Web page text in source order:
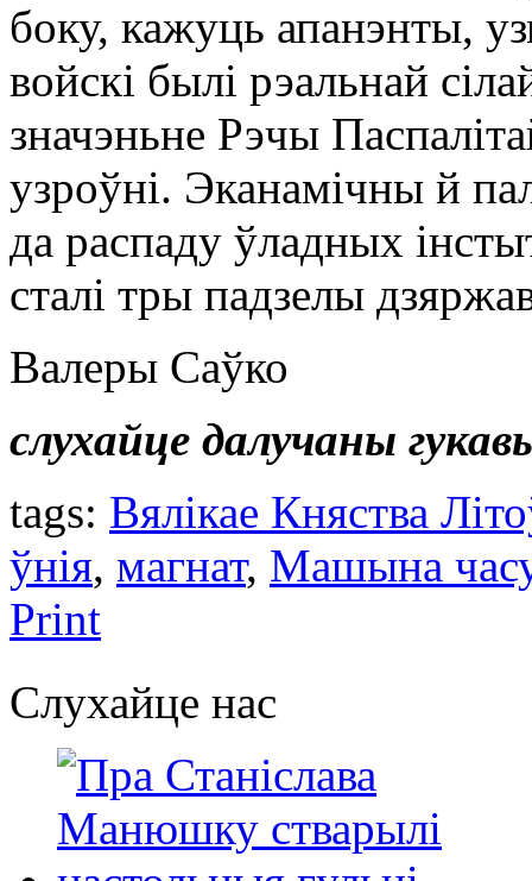
боку, кажуць апанэнты,
войскі былі рэальнай
значэньне Рэчы
узроўні. Эканамічны й
да распаду ўладных
сталі тры падзелы
Валеры Саўко
слухайце далучаны
tags: Вялікае Княства
ўнія, магнат, Машына
Print
Слухайце нас